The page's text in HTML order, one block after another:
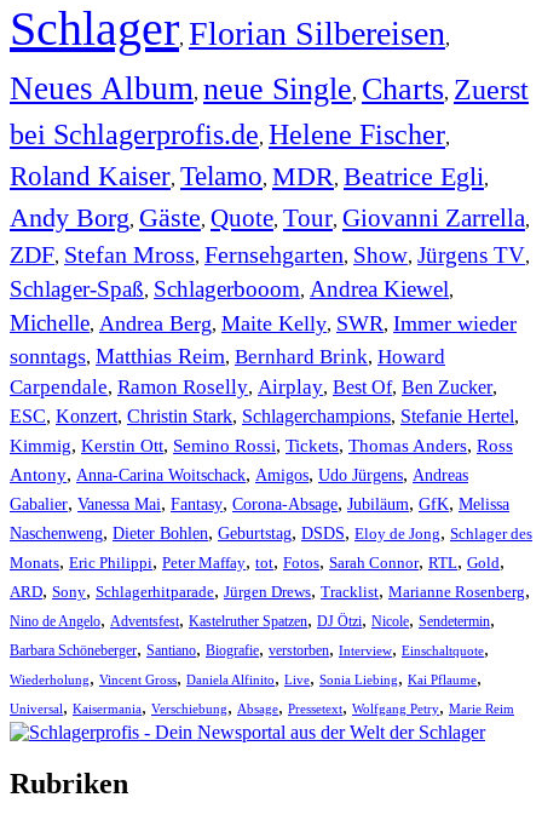
Schlager, Florian Silbereisen,
Neues Album, neue Single, Charts, Zuerst
bei Schlagerprofis.de, Helene Fischer,
Roland Kaiser, Telamo, MDR, Beatrice Egli,
Andy Borg, Gäste, Quote, Tour, Giovanni Zarrella,
ZDF, Stefan Mross, Fernsehgarten, Show, Jürgens TV,
Schlager-Spaß, Schlagerbooom, Andrea Kiewel,
Michelle, Andrea Berg, Maite Kelly, SWR, Immer wieder
sonntags, Matthias Reim, Bernhard Brink, Howard
Carpendale, Ramon Roselly, Airplay, Best Of, Ben Zucker,
ESC, Konzert, Christin Stark, Schlagerchampions, Stefanie Hertel,
Kimmig, Kerstin Ott, Semino Rossi, Tickets, Thomas Anders, Ross
Antony, Anna-Carina Woitschack, Amigos, Udo Jürgens, Andreas
Gabalier, Vanessa Mai, Fantasy, Corona-Absage, Jubiläum, GfK, Melissa
Naschenweng, Dieter Bohlen, Geburtstag, DSDS, Eloy de Jong, Schlager des
Monats, Eric Philippi, Peter Maffay, tot, Fotos, Sarah Connor, RTL, Gold,
ARD, Sony, Schlagerhitparade, Jürgen Drews, Tracklist, Marianne Rosenberg,
Nino de Angelo, Adventsfest, Kastelruther Spatzen, DJ Ötzi, Nicole, Sendetermin,
Barbara Schöneberger, Santiano, Biografie, verstorben, Interview, Einschaltquote,
Wiederholung, Vincent Gross, Daniela Alfinito, Live, Sonia Liebing, Kai Pflaume,
Universal, Kaisermania, Verschiebung, Absage, Pressetext, Wolfgang Petry, Marie Reim
Rubriken